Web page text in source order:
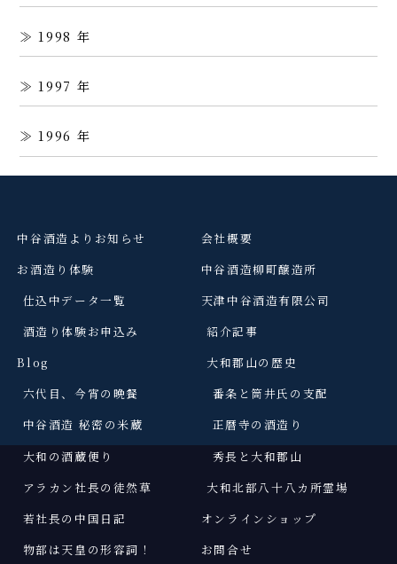
1998
1997
1996
中谷酒造よりお知らせ
お酒造り体験
仕込中データ一覧
酒造り体験お申込み
Blog
六代目、今宵の晩餐
中谷酒造 秘密の米蔵
大和の酒蔵便り
アラカン社長の徒然草
若社長の中国日記
物部は天皇の形容詞 ！
会社概要
中谷酒造柳町醸造所
天津中谷酒造有限公司
紹介記事
大和郡山の歴史
番条と筒井氏の支配
正暦寺の酒造り
秀長と大和郡山
大和北部八十八カ所霊場
オンラインショップ
お問合せ